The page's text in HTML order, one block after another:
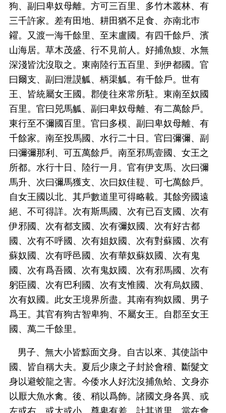
狗、副曰卑奴母離。方可三百里、多竹木叢林、有
三千許家。差有田地、耕田猶不足食、亦南北巿
糴。又渡一海千餘里、至末盧國。有四千餘戶、濱
山海居。草木茂盛、行不見前人。好捕魚鰒、水無
深淺皆沈沒取之。東南陸行五百里、到伊都國。官
曰爾支、副曰泄謨觚、柄渠觚。有千餘戶。世有
王、皆統屬女王國。郡使往來常所駐。東南至奴國
百里。官曰兕馬觚、副曰卑奴母離、有二萬餘戶。
東行至不彌國百里。官曰多模、副曰卑奴母離、有
千餘家。南至投馬國、水行二十日。官曰彌彌、副
曰彌彌那利、可五萬餘戶。南至邪馬壹國、女王之
所都。水行十日、陸行一月。官有伊支馬、次曰彌
馬升、次曰彌馬獲支、次曰奴佳鞮、可七萬餘戶。
自女王國以北、其戶數道里可得略載。其餘旁國遠
絕、不可得詳。次有斯馬國、次有已百支國、次有
伊邪國、次有都支國、次有彌奴國、次有好古都
國、次有不呼國、次有姐奴國、次有對蘇國、次有
蘇奴國、次有呼邑國、次有華奴蘇奴國、次有鬼
國、次有爲吾國、次有鬼奴國、次有邪馬國、次有
躬臣國、次有巴利國、次有支惟國、次有烏奴國、
次有奴國。此女王境界所盡。其南有狗奴國、男子
爲王。其官有狗古智卑狗、不屬女王。自郡至女王
國、萬二千餘里。
男子、無大小皆黥面文身。自古以來、其使詣中
國、皆自稱大夫。夏后少康之子封於會稽、斷髮文
身以避蛟龍之害。今倭水人好沈沒捕魚蛤、文身亦
以厭大魚水禽。後、稍以爲飾。諸國文身各異、或